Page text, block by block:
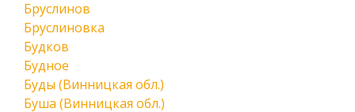
Бруслинов
Бруслиновка
Будков
Будное
Буды (Винницкая обл.)
Буша (Винницкая обл.)